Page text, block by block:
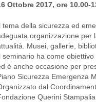
Ottobre 2017, ore 10.00-
tema della sicurezza ed
organizzazione per
Musei, gallerie,
seminario ha come
è anche occasione per
Sicurezza Emergenza
dal
Querini